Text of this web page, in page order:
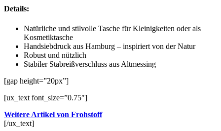
Details:
Natürliche und stilvolle Tasche für Kleinigkeiten oder als
Kosmetiktasche
Handsiebdruck aus Hamburg – inspiriert von der Natur
Robust und nützlich
Stabiler Stabreißverschluss aus Altmessing
[gap height=”20px”]
[ux_text font_size=”0.75″]
Weitere Artikel von Frohstoff
[/ux_text]